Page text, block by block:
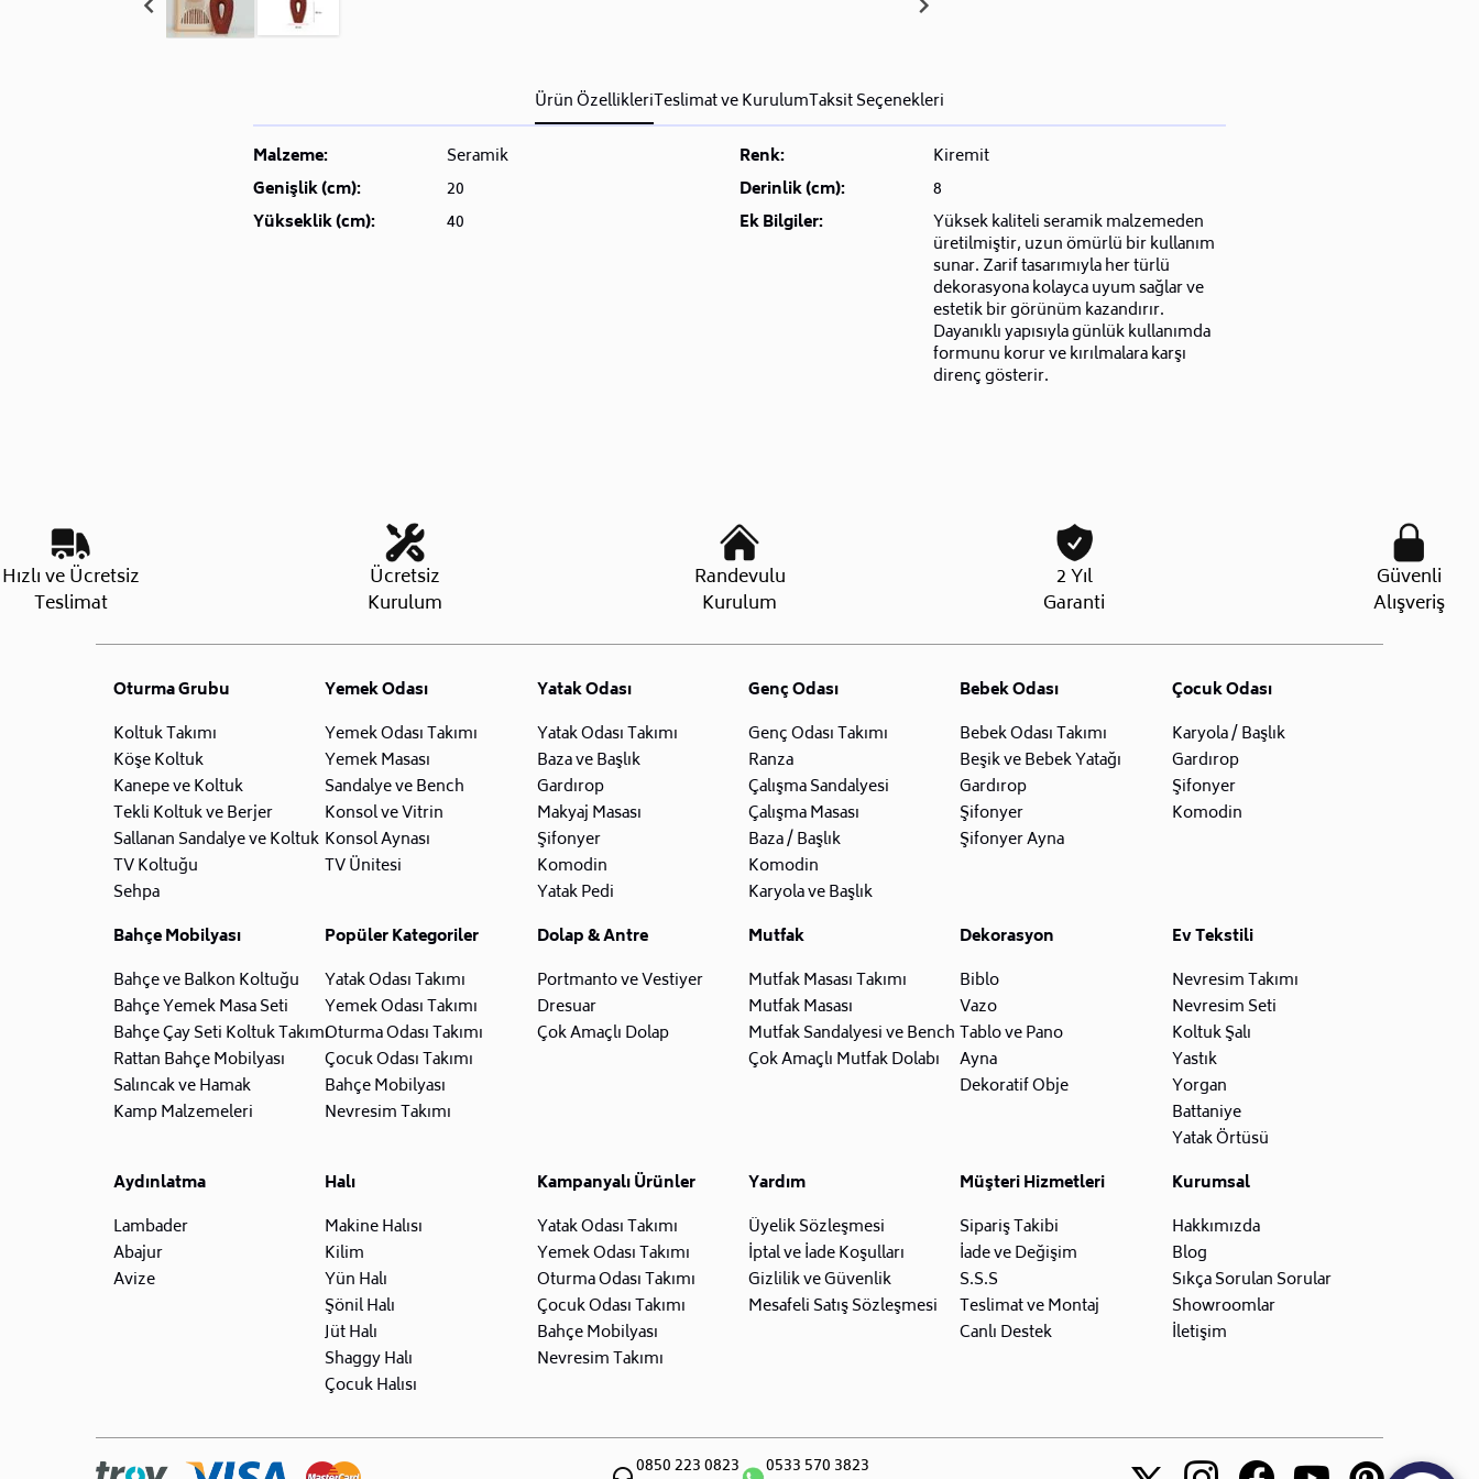
Ürün ÖzellikleriTeslimat ve KurulumTaksit Seçenekleri
Malzeme:
Seramik Renk:
Kiremit
Genişlik (cm):
20 Derinlik (cm):
8
Yükseklik (cm):
40 Ek Bilgiler:
Yüksek kaliteli seramik malzemeden
üretilmiştir, uzun ömürlü bir kullanım
sunar. Zarif tasarımıyla her türlü
dekorasyona kolayca uyum sağlar ve
estetik bir görünüm kazandırır.
Dayanıklı yapısıyla günlük kullanımda
formunu korur ve kırılmalara karşı
direnç gösterir.
Hızlı ve Ücretsiz
Teslimat
Ücretsiz
Kurulum
Randevulu
Kurulum
2 Yıl
Garanti
Güvenli
Alışveriş
Oturma Grubu
Koltuk Takımı
Köşe Koltuk
Kanepe ve Koltuk
Tekli Koltuk ve Berjer
Sallanan Sandalye ve Koltuk
TV Koltuğu
Sehpa
Yemek Odası
Yemek Odası Takımı
Yemek Masası
Sandalye ve Bench
Konsol ve Vitrin
Konsol Aynası
TV Ünitesi
Yatak Odası
Yatak Odası Takımı
Baza ve Başlık
Gardırop
Makyaj Masası
Şifonyer
Komodin
Yatak Pedi
Genç Odası
Genç Odası Takımı
Ranza
Çalışma Sandalyesi
Çalışma Masası
Baza / Başlık
Komodin
Karyola ve Başlık
Bebek Odası
Bebek Odası Takımı
Beşik ve Bebek Yatağı
Gardırop
Şifonyer
Şifonyer Ayna
Çocuk Odası
Karyola / Başlık
Gardırop
Şifonyer
Komodin
Bahçe Mobilyası
Bahçe ve Balkon Koltuğu
Bahçe Yemek Masa Seti
Bahçe Çay Seti Koltuk Takımı
Rattan Bahçe Mobilyası
Salıncak ve Hamak
Kamp Malzemeleri
Popüler Kategoriler
Yatak Odası Takımı
Yemek Odası Takımı
Oturma Odası Takımı
Çocuk Odası Takımı
Bahçe Mobilyası
Nevresim Takımı
Dolap & Antre
Portmanto ve Vestiyer
Dresuar
Çok Amaçlı Dolap
Mutfak
Mutfak Masası Takımı
Mutfak Masası
Mutfak Sandalyesi ve Bench
Çok Amaçlı Mutfak Dolabı
Dekorasyon
Biblo
Vazo
Tablo ve Pano
Ayna
Dekoratif Obje
Ev Tekstili
Nevresim Takımı
Nevresim Seti
Koltuk Şalı
Yastık
Yorgan
Battaniye
Yatak Örtüsü
Aydınlatma
Lambader
Abajur
Avize
Halı
Makine Halısı
Kilim
Yün Halı
Şönil Halı
Jüt Halı
Shaggy Halı
Çocuk Halısı
Kampanyalı Ürünler
Yatak Odası Takımı
Yemek Odası Takımı
Oturma Odası Takımı
Çocuk Odası Takımı
Bahçe Mobilyası
Nevresim Takımı
Yardım
Üyelik Sözleşmesi
İptal ve İade Koşulları
Gizlilik ve Güvenlik
Mesafeli Satış Sözleşmesi
Müşteri Hizmetleri
Sipariş Takibi
İade ve Değişim
S.S.S
Teslimat ve Montaj
Canlı Destek
Kurumsal
Hakkımızda
Blog
Sıkça Sorulan Sorular
Showroomlar
İletişim
0850 223 0823
0533 570 3823